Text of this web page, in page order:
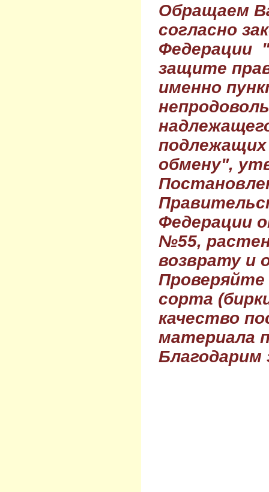
Обращаем
согласно
Федерации
защите
именно
обмену",
Федерации
№55,
возврату и
Проверяйте
сорта
качество
материала
Благодарим